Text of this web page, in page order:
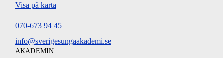
Visa på karta
070-673 94 45
info@sverigesungaakademi.se
AKADEMIN